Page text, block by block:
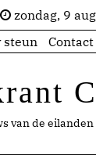
zondag, 9
steun Contact
van de